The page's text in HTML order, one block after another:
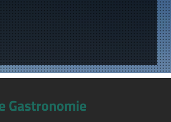
Gastronomie